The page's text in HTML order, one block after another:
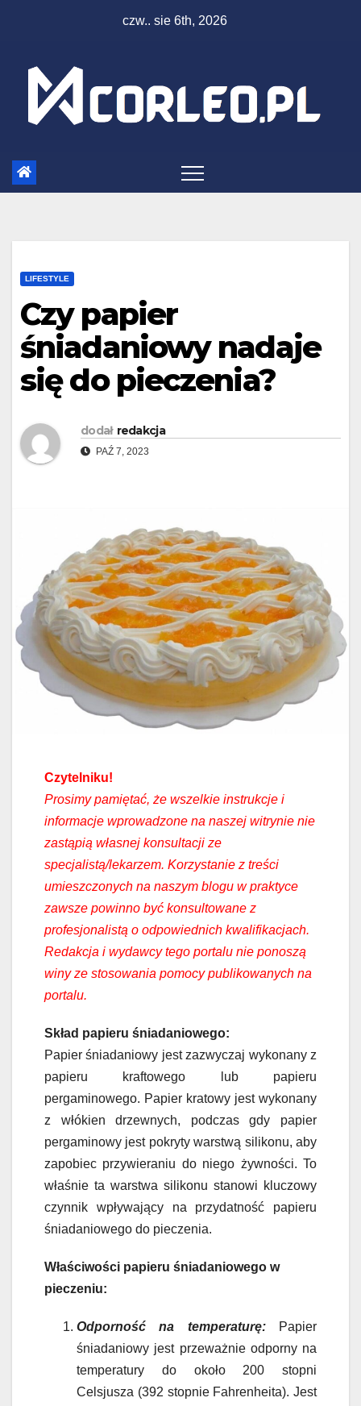
czw.. sie 6th, 2026
LIFESTYLE
Czy papier
śniadaniowy nadaje
się do pieczenia?
dodał redakcja
PAŹ 7, 2023
Czytelniku!
Prosimy pamiętać, że wszelkie instrukcje i
informacje wprowadzone na naszej witrynie nie
zastąpią własnej konsultacji ze
specjalistą/lekarzem. Korzystanie z treści
umieszczonych na naszym blogu w praktyce
zawsze powinno być konsultowane z
profesjonalistą o odpowiednich kwalifikacjach.
Redakcja i wydawcy tego portalu nie ponoszą
winy ze stosowania pomocy publikowanych na
portalu.
Skład papieru śniadaniowego:
Papier śniadaniowy jest zazwyczaj wykonany z
papieru kraftowego lub papieru
pergaminowego. Papier kratowy jest wykonany
z włókien drzewnych, podczas gdy papier
pergaminowy jest pokryty warstwą silikonu, aby
zapobiec przywieraniu do niego żywności. To
właśnie ta warstwa silikonu stanowi kluczowy
czynnik wpływający na przydatność papieru
śniadaniowego do pieczenia.
Właściwości papieru śniadaniowego w
pieczeniu:
Odporność na temperaturę:Papier
śniadaniowy jest przeważnie odporny na
temperatury do około 200 stopni
Celsjusza (392 stopnie Fahrenheita). Jest